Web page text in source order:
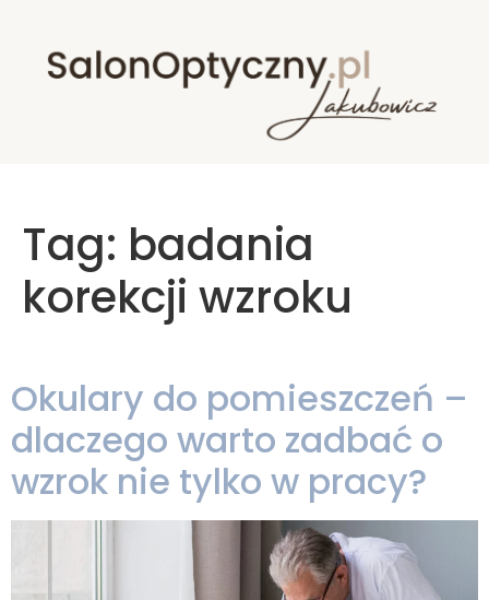
Tag: badania
korekcji wzroku
Okulary do pomieszczeń –
dlaczego warto zadbać o
wzrok nie tylko w pracy?